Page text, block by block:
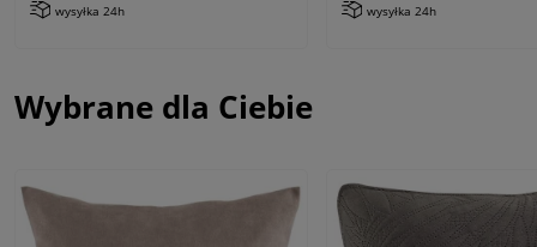
wysyłka 24h wysyłka 24h
Wybrane dla Ciebie